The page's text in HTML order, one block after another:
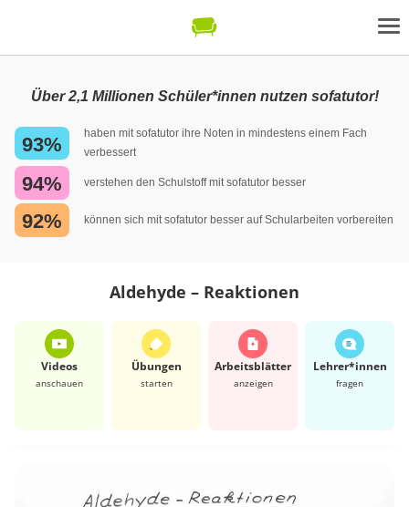
Über 2,1 Millionen Schüler*innen nutzen sofatutor!
93%
haben mit sofatutor ihre Noten in mindestens einem Fach
verbessert
94% verstehen den Schulstoff mit sofatutor besser
92% können sich mit sofatutor besser auf Schularbeiten vorbereiten
Aldehyde – Reaktionen
Videos
anschauen
Übungen
starten
Arbeits­blätter
anzeigen
Lehrer*​innen
fragen